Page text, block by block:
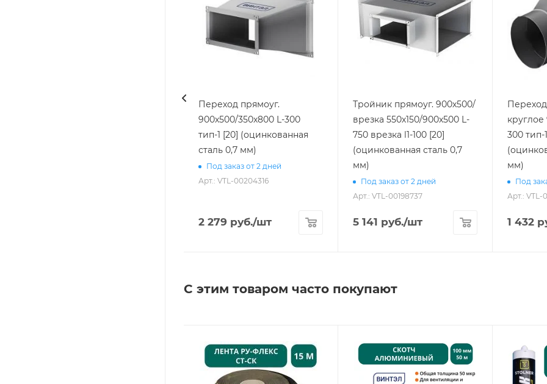
Переход прямоуг.
900х500/350х800 L-300
тип-1 [20] (оцинкованная
сталь 0,7 мм)
Под заказ от 2 дней
Арт.: VTL-00204316
2 279 руб./шт
Тройник прямоуг. 900х500/
врезка 550х150/900х500 L-
750 врезка l1-100 [20]
(оцинкованная сталь 0,7
мм)
Под заказ от 2 дней
Арт.: VTL-00198737
5 141 руб./шт
круглое
300 тип-
мм)
Под
Арт.: VTL-
1 432
С этим товаром часто покупают